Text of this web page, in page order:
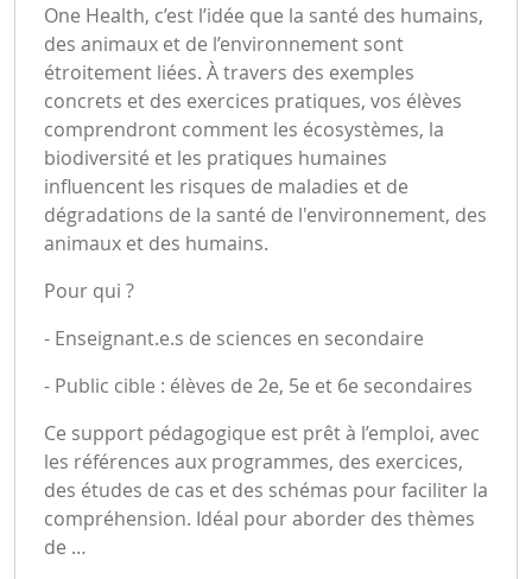
One Health, c’est l’idée que la santé des humains,
des animaux et de l’environnement sont
étroitement liées. À travers des exemples
concrets et des exercices pratiques, vos élèves
comprendront comment les écosystèmes, la
biodiversité et les pratiques humaines
influencent les risques de maladies et de
dégradations de la santé de l'environnement, des
animaux et des humains.
Pour qui ?
- Enseignant.e.s de sciences en secondaire
- Public cible : élèves de 2e, 5e et 6e secondaires
Ce support pédagogique est prêt à l’emploi, avec
les références aux programmes, des exercices,
des études de cas et des schémas pour faciliter la
compréhension. Idéal pour aborder des thèmes
de …